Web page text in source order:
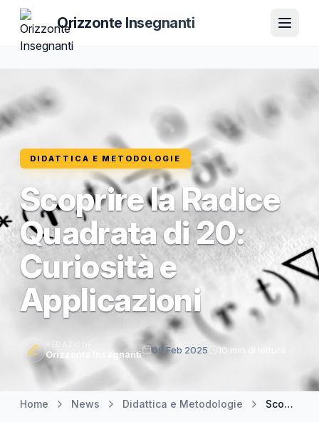
Orizzonte Insegnanti
DIDATTICA E METODOLOGIE
Scoprire la Radice
Quadrata di 20:
Curiosità e
Applicazioni
Orizzonte Insegnanti 09 Feb 2025 10 min di lettura
Home News Didattica e Metodologie Scoprire la Radice Quadrata di 20: Curiosità e Applicazioni